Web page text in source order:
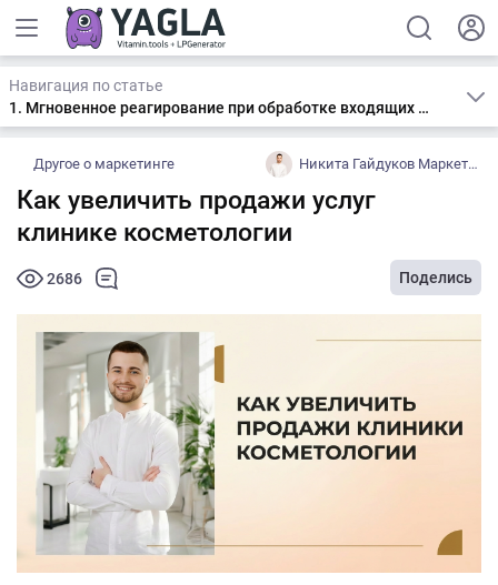
Навигация по статье
1. Мгновенное реагирование при обработке входящих заявок
Другое о маркетинге Никита Гайдуков Маркетинг и реклама для косметологии
Как увеличить продажи услуг
клинике косметологии
2686 Поделись